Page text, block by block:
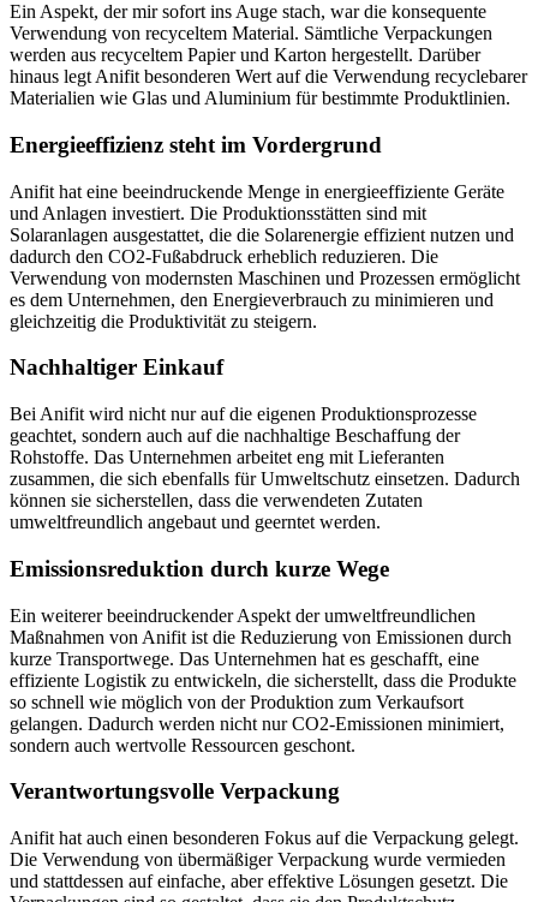
Ein Aspekt, der mir‌ sofort ins Auge ​stach, war die konsequente
Verwendung von recyceltem Material. Sämtliche⁢ Verpackungen‍
werden aus⁢ recyceltem Papier und Karton ‍hergestellt. Darüber
hinaus ‍legt ⁢Anifit besonderen Wert auf die Verwendung recyclebarer
Materialien wie ⁤Glas und Aluminium für bestimmte⁢ Produktlinien.
Energieeffizienz steht im Vordergrund
Anifit hat eine beeindruckende Menge ‌in energieeffiziente Geräte
und Anlagen investiert. Die Produktionsstätten sind mit
⁣Solaranlagen ausgestattet,‌ die die Solarenergie effizient nutzen ⁢und
⁣dadurch den‌ CO2-Fußabdruck erheblich⁣ reduzieren. Die
Verwendung von modernsten Maschinen und Prozessen ermöglicht
es dem ‌Unternehmen, den​ Energieverbrauch ⁤zu minimieren und
gleichzeitig die Produktivität⁢ zu steigern.
Nachhaltiger Einkauf
Bei Anifit wird⁣ nicht nur auf​ die eigenen​ Produktionsprozesse
geachtet, sondern ​auch⁤ auf die nachhaltige Beschaffung der
Rohstoffe. ​Das Unternehmen arbeitet eng mit Lieferanten
zusammen, die sich ebenfalls für Umweltschutz ⁢einsetzen. Dadurch
⁤können sie sicherstellen, dass die‌ verwendeten Zutaten
umweltfreundlich angebaut ⁣und geerntet ‌werden.
Emissionsreduktion durch kurze Wege
Ein weiterer beeindruckender Aspekt der umweltfreundlichen
Maßnahmen von​ Anifit⁢ ist die Reduzierung ​von Emissionen​ durch
kurze Transportwege. ‍Das ⁢Unternehmen hat es geschafft, ⁤eine
effiziente Logistik‌ zu entwickeln, die‌ sicherstellt, dass die Produkte
so schnell wie möglich von der Produktion ‌zum Verkaufsort​
gelangen. Dadurch werden nicht nur CO2-Emissionen minimiert,
sondern auch ‍wertvolle ⁣Ressourcen geschont.
Verantwortungsvolle Verpackung
Anifit hat auch einen besonderen Fokus auf die Verpackung‍ gelegt.
Die Verwendung von übermäßiger Verpackung wurde vermieden
und⁢ stattdessen⁤ auf einfache, aber effektive ⁢Lösungen gesetzt. ‌Die